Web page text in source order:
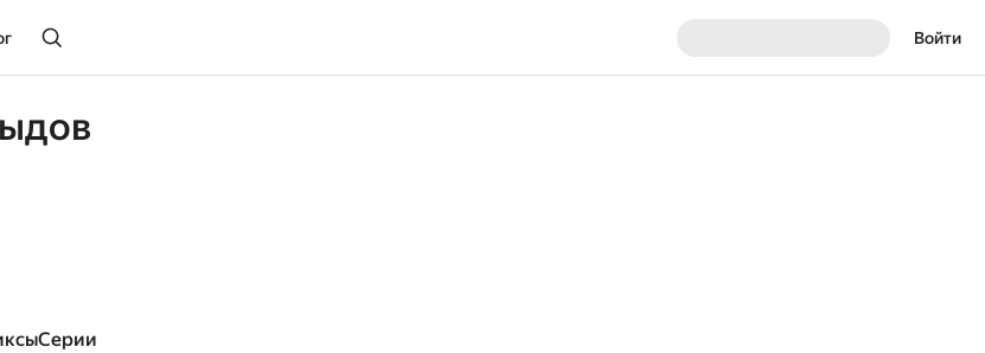
Войти
серии